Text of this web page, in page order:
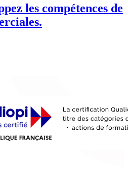
les compétences de